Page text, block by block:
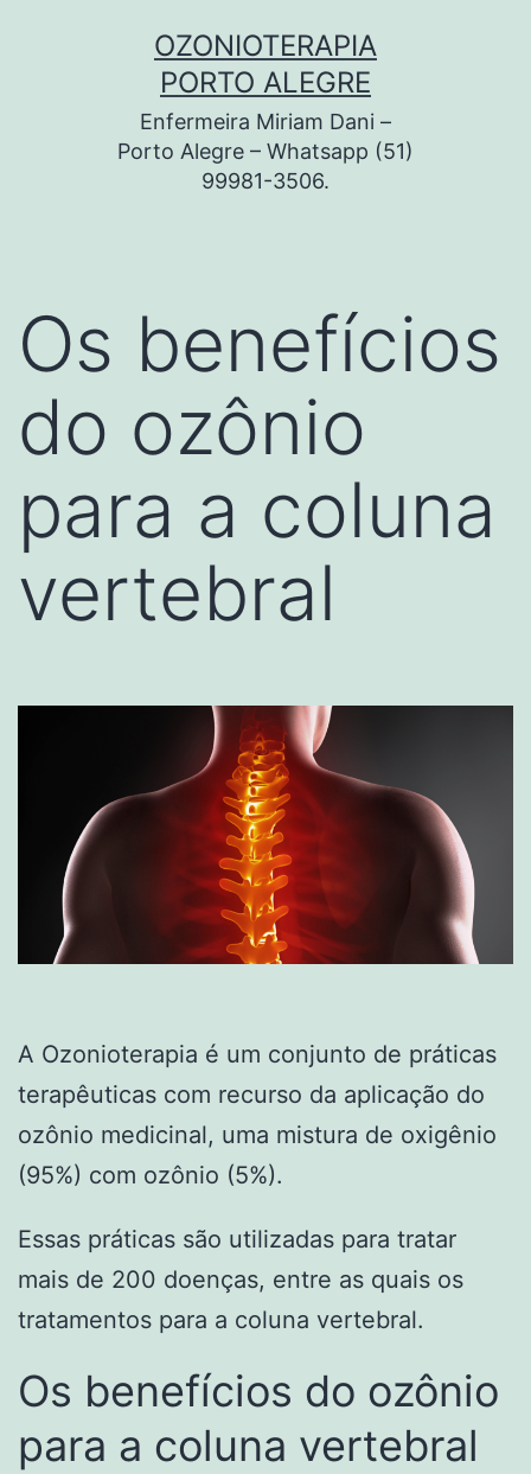
OZONIOTERAPIA
PORTO ALEGRE
Enfermeira Miriam Dani –
Porto Alegre – Whatsapp (51)
99981-3506.
Os benefícios
do ozônio
para a coluna
vertebral
A Ozonioterapia é um conjunto de práticas
terapêuticas com recurso da aplicação do
ozônio medicinal, uma mistura de oxigênio
(95%) com ozônio (5%).
Essas práticas são utilizadas para tratar
mais de 200 doenças, entre as quais os
tratamentos para a coluna vertebral.
Os benefícios do ozônio
para a coluna vertebral